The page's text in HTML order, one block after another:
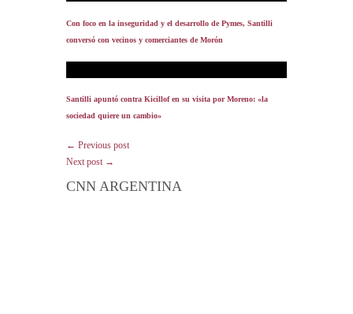
Con foco en la inseguridad y el desarrollo de Pymes, Santilli
conversó con vecinos y comerciantes de Morón
Santilli apuntó contra Kicillof en su visita por Moreno: «la
sociedad quiere un cambio»
← Previous post
Next post →
CNN ARGENTINA